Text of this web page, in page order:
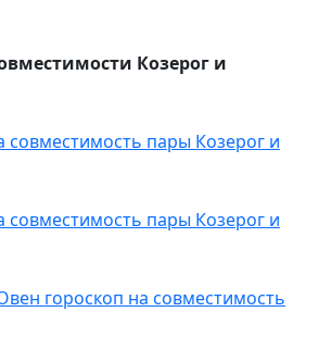
Козерог и
совместимость пары Козерог и
совместимость пары Козерог и
гороскоп на совместимость